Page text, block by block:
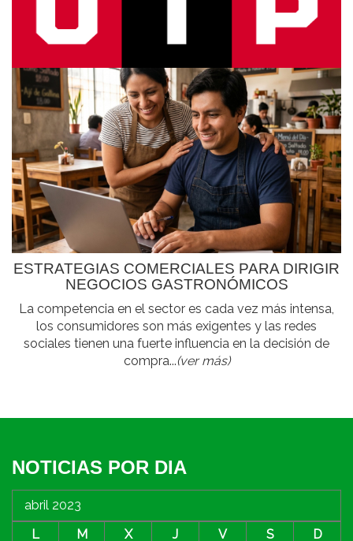
ESTRATEGIAS COMERCIALES PARA DIRIGIR
NEGOCIOS GASTRONÓMICOS
La competencia en el sector es cada vez más intensa,
los consumidores son más exigentes y las redes
sociales tienen una fuerte influencia en la decisión de
compra...(ver más)
NOTICIAS POR DIA
abril 2023
L
M X J V S D